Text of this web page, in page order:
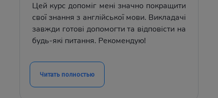
Цей курс допоміг мені значно покращити
свої знання з англійської мови. Викладачі
завжди готові допомогти та відповісти на
будь-які питання. Рекомендую!
Читать полностью